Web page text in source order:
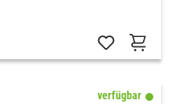
verfügbar